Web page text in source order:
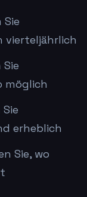
Sie
vierteljährlich
Sie
möglich
erheblich
Sie, wo